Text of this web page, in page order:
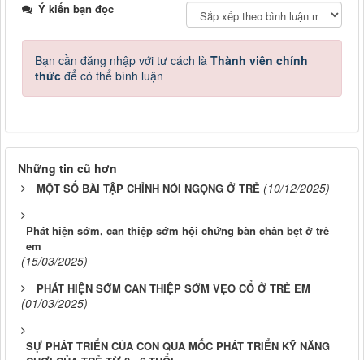
Ý kiến bạn đọc
Bạn cần đăng nhập với tư cách là Thành viên chính
thức để có thể bình luận
Những tin cũ hơn
MỘT SỐ BÀI TẬP CHỈNH NÓI NGỌNG Ở TRẺ (10/12/2025)
Phát hiện sớm, can thiệp sớm hội chứng bàn chân bẹt ở trẻ
em
(15/03/2025)
PHÁT HIỆN SỚM CAN THIỆP SỚM VẸO CỔ Ở TRẺ EM
(01/03/2025)
SỰ PHÁT TRIỂN CỦA CON QUA MỐC PHÁT TRIỂN KỸ NĂNG